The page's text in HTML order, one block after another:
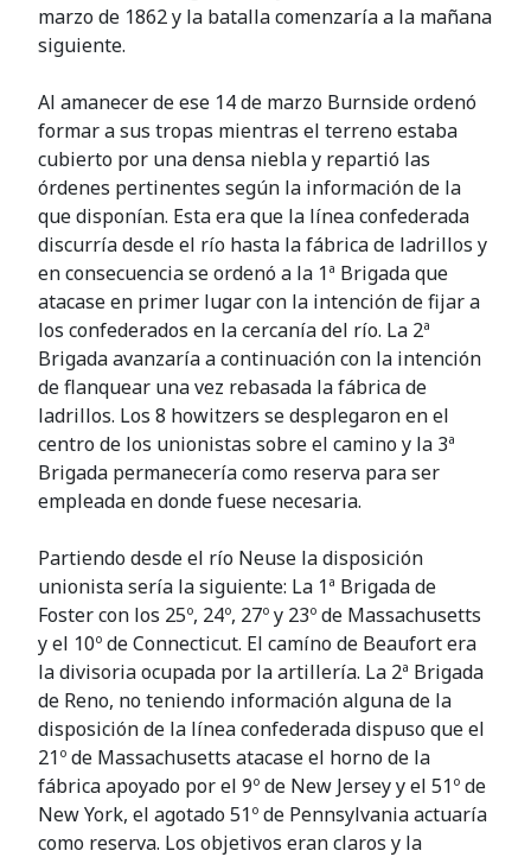
marzo de 1862 y la batalla comenzaría a la mañana
siguiente.
Al amanecer de ese 14 de marzo Burnside ordenó
formar a sus tropas mientras el terreno estaba
cubierto por una densa niebla y repartió las
órdenes pertinentes según la información de la
que disponían. Esta era que la línea confederada
discurría desde el río hasta la fábrica de ladrillos y
en consecuencia se ordenó a la 1ª Brigada que
atacase en primer lugar con la intención de fijar a
los confederados en la cercanía del río. La 2ª
Brigada avanzaría a continuación con la intención
de flanquear una vez rebasada la fábrica de
ladrillos. Los 8 howitzers se desplegaron en el
centro de los unionistas sobre el camino y la 3ª
Brigada permanecería como reserva para ser
empleada en donde fuese necesaria.
Partiendo desde el río Neuse la disposición
unionista sería la siguiente: La 1ª Brigada de
Foster con los 25º, 24º, 27º y 23º de Massachusetts
y el 10º de Connecticut. El camíno de Beaufort era
la divisoria ocupada por la artillería. La 2ª Brigada
de Reno, no teniendo información alguna de la
disposición de la línea confederada dispuso que el
21º de Massachusetts atacase el horno de la
fábrica apoyado por el 9º de New Jersey y el 51º de
New York, el agotado 51º de Pennsylvania actuaría
como reserva. Los objetivos eran claros y la